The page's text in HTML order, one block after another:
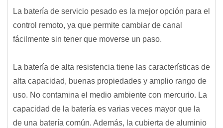
La batería de servicio pesado es la mejor opción para el
control remoto, ya que permite cambiar de canal
fácilmente sin tener que moverse un paso.
La batería de alta resistencia tiene las características de
alta capacidad, buenas propiedades y amplio rango de
uso. No contamina el medio ambiente con mercurio. La
capacidad de la batería es varias veces mayor que la
de una batería común. Además, la cubierta de aluminio